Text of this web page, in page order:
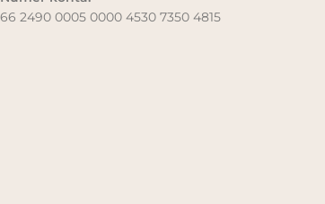
66 2490 0005 0000 4530 7350 4815